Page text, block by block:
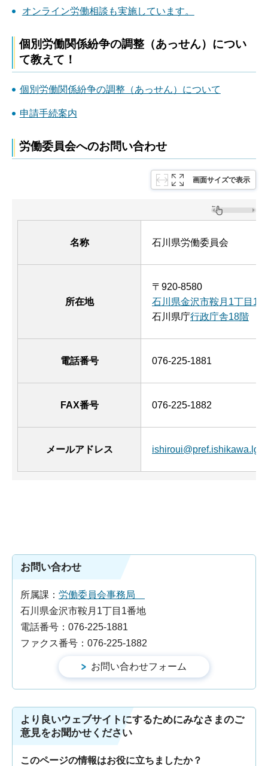
オンライン労働相談も実施しています。
個別労働関係紛争の調整（あっせん）につい
て教えて！
個別労働関係紛争の調整（あっせん）について
申請手続案内
労働委員会へのお問い合わせ
画面サイズで表示
名称 石川県労働委員会
所在地
〒920-8580
石川県金沢市鞍月1丁目1
石川県庁行政庁舎18階
電話番号 076-225-1881
FAX番号 076-225-1882
メールアドレス
お問い合わせ
所属課： 労働委員会事務局
石川県金沢市鞍月1丁目1番地
電話番号：076-225-1881
ファクス番号：076-225-1882
より良いウェブサイトにするためにみなさまのご
意見をお聞かせください
このページの情報はお役に立ちましたか？